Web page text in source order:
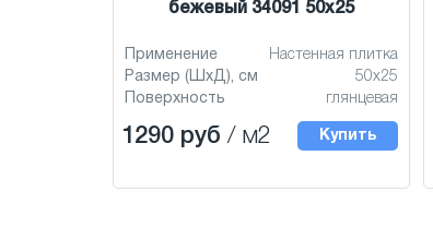
бежевый 34091 50x25
Применение
Настенная плитка
Размер (ШхД), см
50x25
Поверхность
глянцевая
1290 руб / м2 Купить